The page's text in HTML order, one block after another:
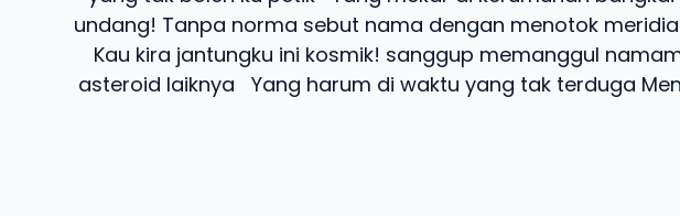
undang! Tanpa norma sebut nama dengan menotok
Kau kira jantungku ini kosmik! sanggup memanggul
asteroid laiknya Yang harum di waktu yang tak terduga